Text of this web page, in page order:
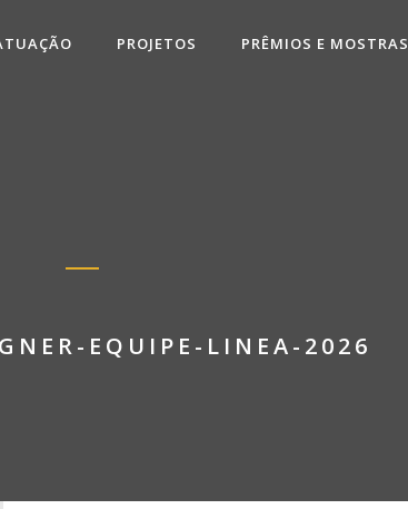
PROJETOS PRÊMIOS E MOSTRAS
EQUIPE-LINEA-2026